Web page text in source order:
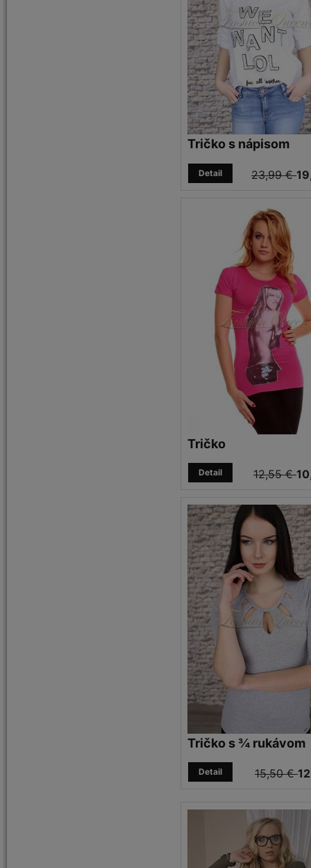
Tričko s nápisom
23,99 €
Detail
Tričko
12,55 €
Detail
Tričko s ¾ rukávom
15,50 €
Detail